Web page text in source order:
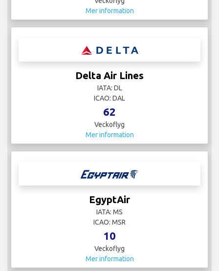
Mer information
Delta Air Lines
IATA: DL
ICAO: DAL
62
Veckoflyg
Mer information
EgyptAir
IATA: MS
ICAO: MSR
10
Veckoflyg
Mer information